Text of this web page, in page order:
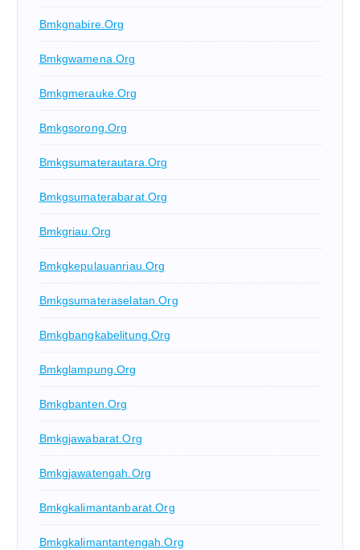
Bmkgnabire.org
Bmkgwamena.org
Bmkgmerauke.org
Bmkgsorong.org
Bmkgsumaterautara.org
Bmkgsumaterabarat.org
Bmkgriau.org
Bmkgkepulauanriau.org
Bmkgsumateraselatan.org
Bmkgbangkabelitung.org
Bmkglampung.org
Bmkgbanten.org
Bmkgjawabarat.org
Bmkgjawatengah.org
Bmkgkalimantanbarat.org
Bmkgkalimantantengah.org